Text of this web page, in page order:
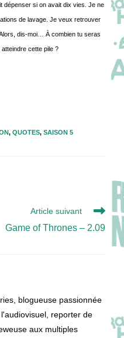
dépenser si on avait dix vies. Je ne
de lavage. Je veux retrouver
dis-moi… À combien tu seras
cette pile ?
, QUOTES, SAISON 5
Article suivant
Game of Thrones – 2.09
blogueuse passionnée
reporter de
aux multiples